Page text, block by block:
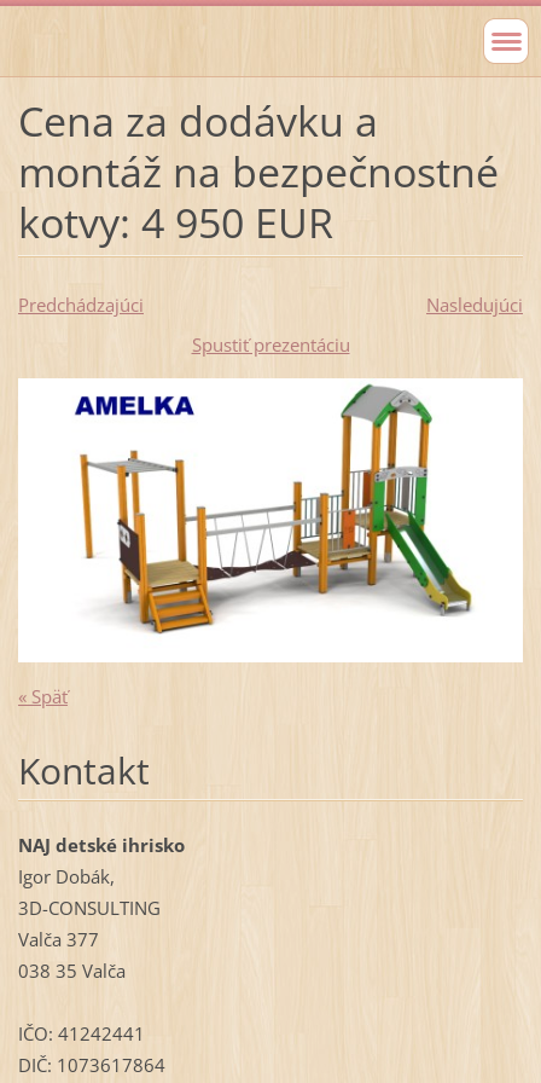
Cena za dodávku a
montáž na bezpečnostné
kotvy: 4 950 EUR
Predchádzajúci
Nasledujúci
Spustiť prezentáciu
« Späť
Kontakt
NAJ detské ihrisko
Igor Dobák,
3D-CONSULTING
Valča 377
038 35 Valča
IČO: 41242441
DIČ: 1073617864